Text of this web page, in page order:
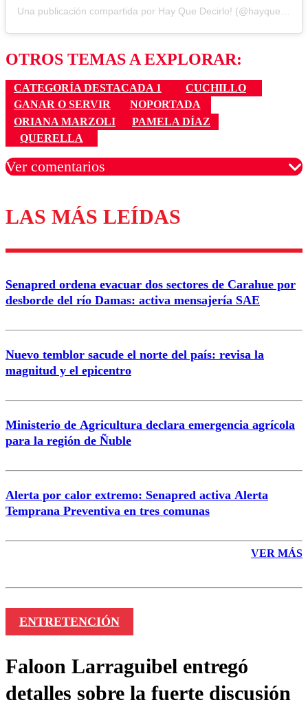
OTROS TEMAS A EXPLORAR:
CATEGORÍA DESTACADA 1
CUCHILLO
GANAR O SERVIR
NOPORTADA
ORIANA MARZOLI
PAMELA DÍAZ
QUERELLA
Ver comentarios
Los comentarios son moderados para garantizar un
diálogo respetuoso.
Nombre
Correo
LAS MÁS LEÍDAS
Senapred ordena evacuar dos sectores de Carahue por
desborde del río Damas: activa mensajería SAE
Nuevo temblor sacude el norte del país: revisa la
magnitud y el epicentro
Ministerio de Agricultura declara emergencia agrícola
para la región de Ñuble
Alerta por calor extremo: Senapred activa Alerta
Temprana Preventiva en tres comunas
VER MÁS
ENTRETENCIÓN
Faloon Larraguibel entregó
detalles sobre la fuerte discusión